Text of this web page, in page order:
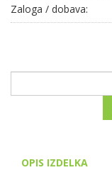
Zaloga / dobava:
OPIS IZDELKA